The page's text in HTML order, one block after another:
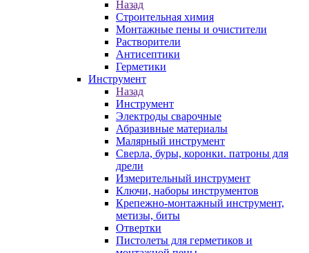
Назад
Строительная химия
Монтажные пены и очистители
Растворители
Антисептики
Герметики
Инструмент
Назад
Инструмент
Электроды сварочные
Абразивные материалы
Малярный инструмент
Сверла, буры, коронки. патроны для
дрели
Измерительный инструмент
Ключи, наборы инструментов
Крепежно-монтажный инструмент,
метизы, биты
Отвертки
Пистолеты для герметиков и